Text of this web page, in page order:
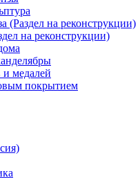
(Раздел на реконструкции)
на реконструкции)
медалей
покрытием